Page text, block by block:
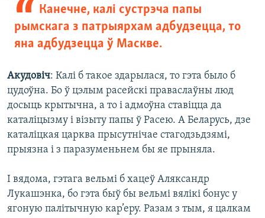
Канечне, калі сустрэча папы
рымскага з патрыярхам адбудзецца, то
яна адбудзецца ў Маскве.
Акудовіч: Калі б такое здарылася, то гэта было б
цудоўна. Бо ў цэлым расейскі праваслаўны люд
досыць крытычна, а то і адмоўна ставіцца да
каталіцызму і візыту папы ў Расею. А Беларусь, дзе
каталіцкая царква прысутнічае стагодзьдзямі,
прыязна і з паразуменьнем бы яе прыняла.
І вядома, гэтага вельмі б хацеў Аляксандр
Лукашэнка, бо гэта быў бы вельмі вялікі бонус у
ягоную палітычную кар’еру. Разам з тым, я цалкам